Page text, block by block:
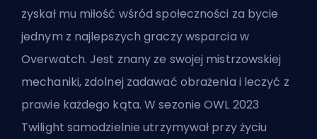
zyskał mu miłość wśród społeczności za bycie
jednym z najlepszych graczy wsparcia w
Overwatch. Jest znany ze swojej mistrzowskiej
mechaniki, zdolnej zadawać obrażenia i leczyć z
prawie każdego kąta. W sezonie OWL 2023
Twilight samodzielnie utrzymywał przy życiu